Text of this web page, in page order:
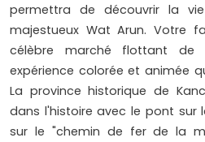
permettra de découvrir la
majestueux Wat Arun. Votre
célèbre marché flottant de
expérience colorée et animée
La province historique de
dans l'histoire avec le pont sur
sur le "chemin de fer de la